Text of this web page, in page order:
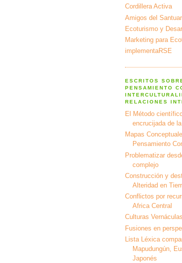
Cordillera Activa
Amigos del
Ecoturismo y
Marketing para
implementaRSE
ESCRITOS
PENSAMIENTO
RELACIONES
El Método
encrucijada de
Mapas
Pensamiento
Problematizar
complejo
Construcción y
Alteridad en
Conflictos por
Africa Central
Culturas
Fusiones en
Lista Léxica
Mapudungún,
Japonés